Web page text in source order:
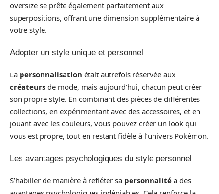
oversize se prête également parfaitement aux
superpositions, offrant une dimension supplémentaire à
votre style.
Adopter un style unique et personnel
La personnalisation était autrefois réservée aux
créateurs de mode, mais aujourd’hui, chacun peut créer
son propre style. En combinant des pièces de différentes
collections, en expérimentant avec des accessoires, et en
jouant avec les couleurs, vous pouvez créer un look qui
vous est propre, tout en restant fidèle à l’univers Pokémon.
Les avantages psychologiques du style personnel
S’habiller de manière à refléter sa personnalité a des